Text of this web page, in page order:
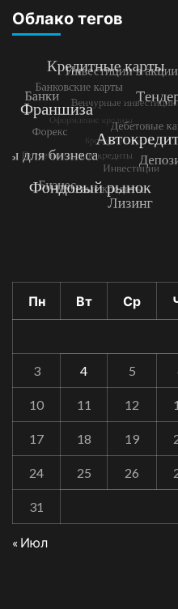
Облако тегов
Пн Вт Ср
3 4 5
10 11 12
17 18 19
24 25 26
31
« Июл